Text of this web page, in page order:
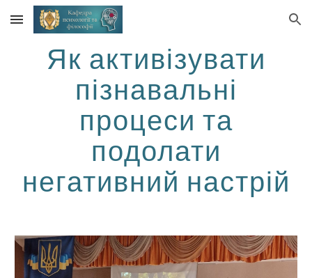
Skip to main content Skip to navigation
Як активізувати
пізнавальні
процеси та
подолати
негативний настрій